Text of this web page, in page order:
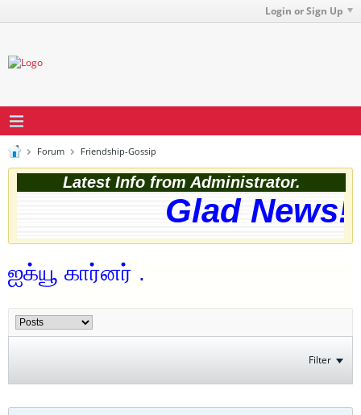
Login or Sign Up
Forum Friendship-Gossip
Latest Info from Administrator.
Glad
ஐக்யூ கார்னர் .
Filter